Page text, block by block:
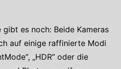
gibt es noch: Beide Kameras
auf einige raffinierte Modi
„HDR“ oder die